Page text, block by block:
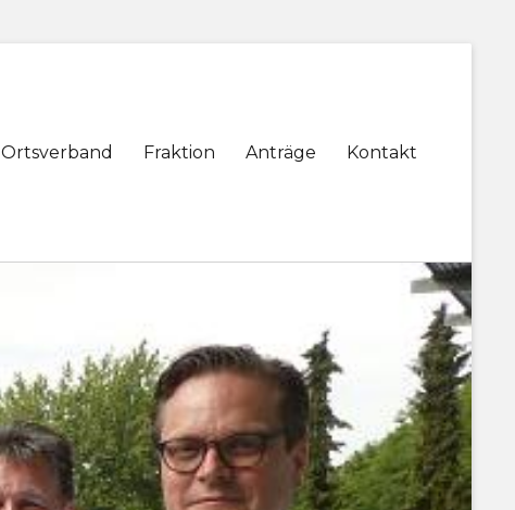
Ortsverband Fraktion Anträge Kontakt